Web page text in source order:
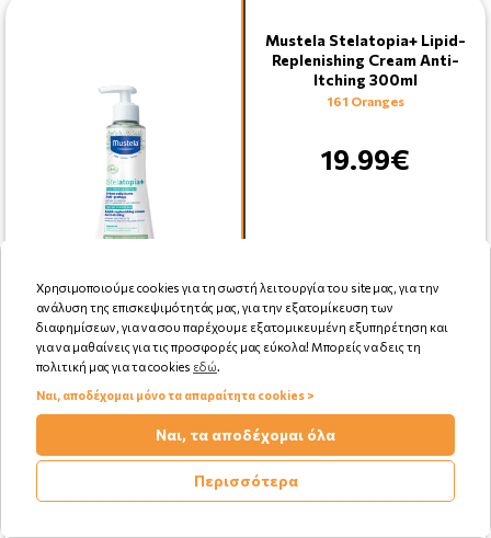
Mustela Stelatopia+ Lipid-
Replenishing Cream Anti-
Itching 300ml
161 Oranges
19.99€
Αγορά
Mustela Stelatopia+ Lipid-
Replenishing Cream Anti-
117 Oranges
Χρησιμοποιούμε cookies για τη σωστή λειτουργία του site μας, για την
ανάλυση της επισκεψιμότητάς μας, για την εξατομίκευση των
διαφημίσεων, για να σου παρέχουμε εξατομικευμένη εξυπηρέτηση και
για να μαθαίνεις για τις προσφορές μας εύκολα! Μπορείς να δεις τη
πολιτική μας για τα cookies εδώ.
Ναι, αποδέχομαι μόνο τα απαραίτητα cookies >
Ναι, τα αποδέχομαι όλα
Περισσότερα